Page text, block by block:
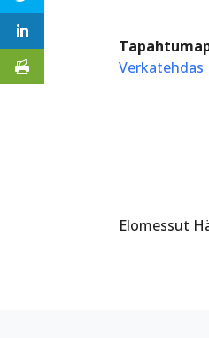
Verkatehdas
Elomessut